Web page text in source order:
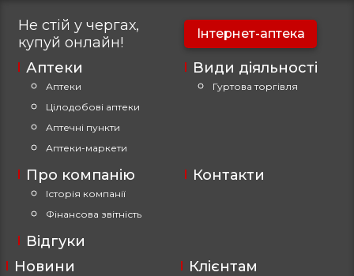
Не стій у чергах,
купуй онлайн!
Інтернет-аптека
Аптеки
Аптеки
Цілодобові аптеки
Аптечні пункти
Аптеки-маркети
Про компанію
Історія компанії
Фінансова звітність
Види діяльності
Гуртова торгівля
Контакти
Відгуки
Новини
Клієнтам